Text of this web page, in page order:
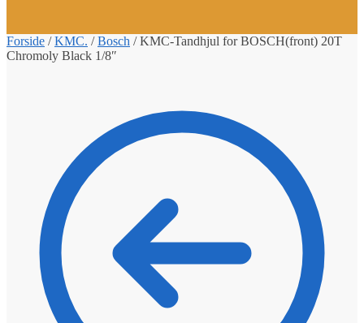
Forside /KMC. /Bosch /KMC-Tandhjul for BOSCH(front) 20T
Chromoly Black 1/8″